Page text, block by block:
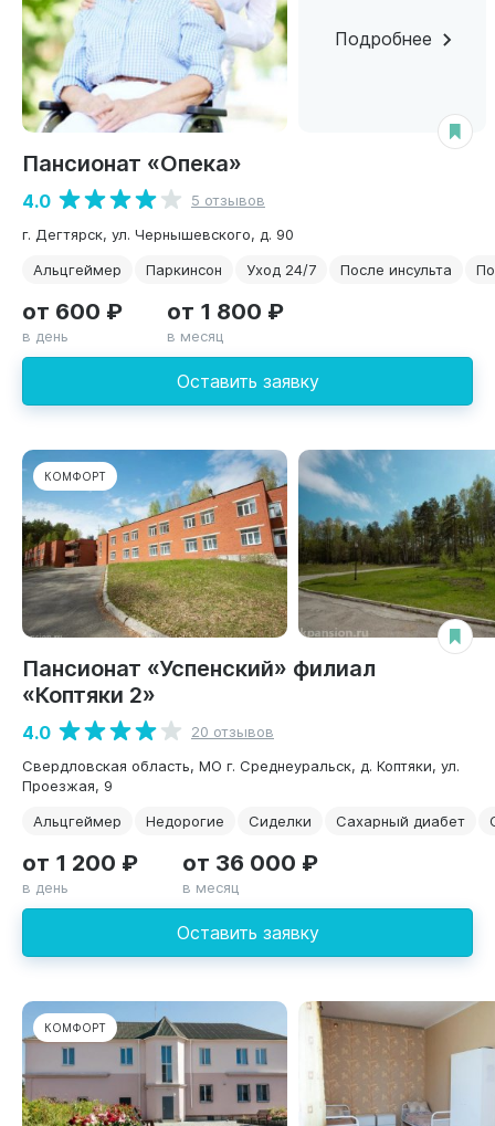
Подробнее
Пансионат «Опека»
4.0
5 отзывов
г. Дегтярск, ул. Чернышевского, д. 90
Альцгеймер
Паркинсон Уход 24/7 После инсульта
Оставить заявку
от 600 ₽
в день
от 1 800 ₽
в месяц
КОМФОРТ
Пансионат «Успенский» филиал
«Коптяки 2»
4.0
20 отзывов
Свердловская область, МО г. Среднеуральск, д. Коптяки, ул.
Проезжая, 9
Альцгеймер
Недорогие Сиделки Сахарный диабет
Оставить заявку
от 1 200 ₽
в день
от 36 000 ₽
в месяц
КОМФОРТ